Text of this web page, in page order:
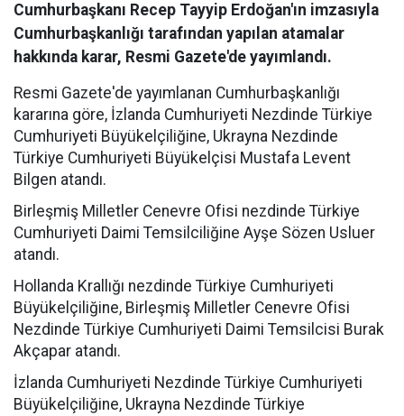
Cumhurbaşkanı Recep Tayyip Erdoğan'ın imzasıyla
Cumhurbaşkanlığı tarafından yapılan atamalar
hakkında karar, Resmi Gazete'de yayımlandı.
Resmi Gazete'de yayımlanan Cumhurbaşkanlığı
kararına göre, İzlanda Cumhuriyeti Nezdinde Türkiye
Cumhuriyeti Büyükelçiliğine, Ukrayna Nezdinde
Türkiye Cumhuriyeti Büyükelçisi Mustafa Levent
Bilgen atandı.
Birleşmiş Milletler Cenevre Ofisi nezdinde Türkiye
Cumhuriyeti Daimi Temsilciliğine Ayşe Sözen Usluer
atandı.
Hollanda Krallığı nezdinde Türkiye Cumhuriyeti
Büyükelçiliğine, Birleşmiş Milletler Cenevre Ofisi
Nezdinde Türkiye Cumhuriyeti Daimi Temsilcisi Burak
Akçapar atandı.
İzlanda Cumhuriyeti Nezdinde Türkiye Cumhuriyeti
Büyükelçiliğine, Ukrayna Nezdinde Türkiye